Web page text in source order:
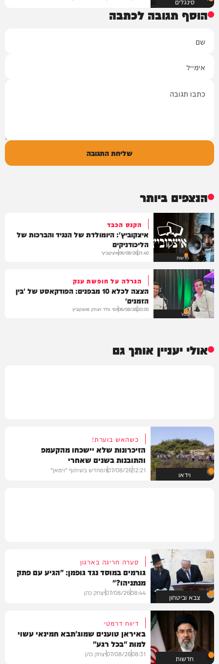
הוסף תגובה לכתבה
שליחת התגובה
הנצפים ביותר
חדשות
הקנס הכבד
איצקוביץ': היומולדת של הנגיד והברכות של
הליכודניקים
21:40
06/08/26איצקוביץ'
VOD
הגרלה על חופשת ענק
הצצה לכלא 10 מבפנים: הפודקאסט של 'בין
הזמנים'
20:00
06/08/26יוסי פלד ויצחק מושקוביץ
אולי יעניין אותך גם
וידאו
כשהאש בוערת!
הזיכרונות שלא יישכחו מהקעמפ
והתובנות בשנים שאחרי
12:21
07/08/26המחדש בשיתוף "וימאן"
צבא וביטחון
סערה חריגה בארגון
גורמים במוסד נגד גופמן: "הגיע עם פתק
מנתניהו?"
08:44
07/08/26יצחק כהן
חדשות
דיווח דרמטי
באיראן טוענים שמוג'תבא חמינאי עשוי
למות "בכל רגע"
08:31
07/08/26יצחק כהן